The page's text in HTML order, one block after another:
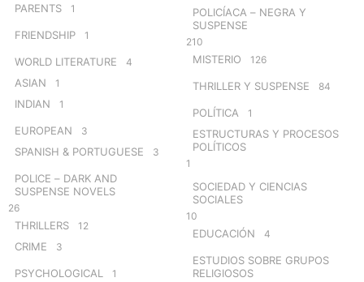
PARENTS 1
FRIENDSHIP 1
WORLD LITERATURE 4
ASIAN 1
INDIAN 1
EUROPEAN 3
SPANISH & PORTUGUESE 3
POLICE – DARK AND
SUSPENSE NOVELS
26
THRILLERS 12
CRIME 3
PSYCHOLOGICAL 1
POLICÍACA – NEGRA Y
SUSPENSE
210
MISTERIO 126
THRILLER Y SUSPENSE 84
POLÍTICA 1
ESTRUCTURAS Y PROCESOS
POLÍTICOS
1
SOCIEDAD Y CIENCIAS
SOCIALES
10
EDUCACIÓN 4
ESTUDIOS SOBRE GRUPOS
RELIGIOSOS